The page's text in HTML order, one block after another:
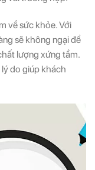
về sức khỏe. Với
sẽ không ngại để
lượng xứng tầm.
do giúp khách